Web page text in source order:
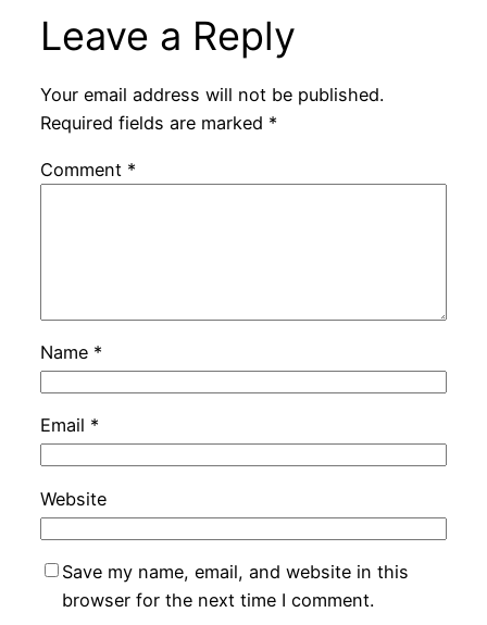
Leave a Reply
Your email address will not be published.
Required fields are marked *
Comment *
Name *
Email *
Website
Save my name, email, and website in this
browser for the next time I comment.